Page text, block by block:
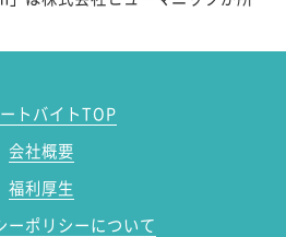
トバイトTOP
会社概要
福利厚生
ーポリシーについて